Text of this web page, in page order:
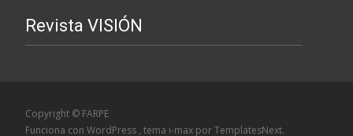
Revista VISIÓN
Copyright © FARPE
Funciona con WordPress , tema i-max por TemplatesNext.